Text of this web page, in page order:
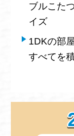
ブルこた
イズ
1DKの部
すべてを